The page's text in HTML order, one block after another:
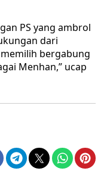
PS yang ambrol
dari
bergabung
Menhan,” ucap